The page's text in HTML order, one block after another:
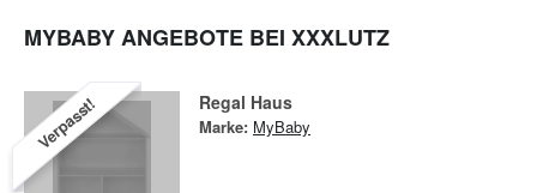
MYBABY ANGEBOTE BEI XXXLUTZ
Verpasst! Regal Haus
Marke: MyBaby